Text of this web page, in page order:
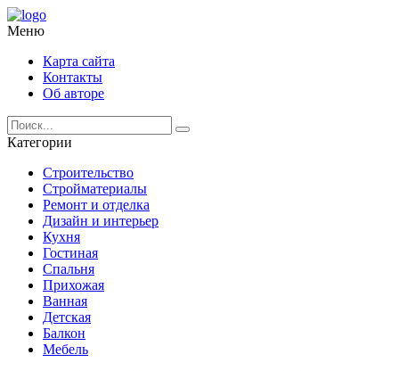
Меню
Карта сайта
Контакты
Об авторе
Категории
Строительство
Стройматериалы
Ремонт и отделка
Дизайн и интерьер
Кухня
Гостиная
Спальня
Прихожая
Ванная
Детская
Балкон
Мебель